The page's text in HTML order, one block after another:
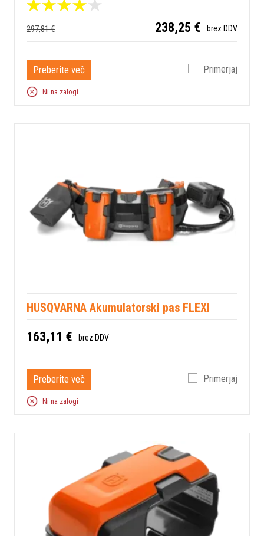
297,81 € 238,25 € brez DDV
Preberite več Primerjaj
Ni na zalogi
HUSQVARNA Akumulatorski pas FLEXI
163,11 € brez DDV
Preberite več Primerjaj
Ni na zalogi